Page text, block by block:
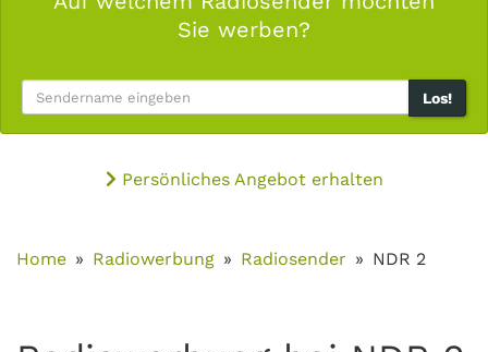
Sie werben?
Los!
Persönliches Angebot erhalten
Home Radiowerbung Radiosender NDR 2